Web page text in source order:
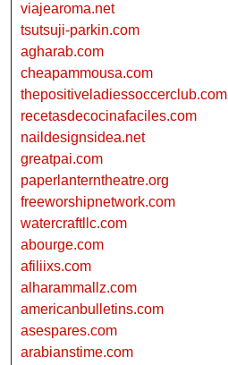
viajearoma.net
tsutsuji-parkin.com
agharab.com
cheapammousa.com
thepositiveladiessoccerclub.com
recetasdecocinafaciles.com
naildesignsidea.net
greatpai.com
paperlanterntheatre.org
freeworshipnetwork.com
watercraftllc.com
abourge.com
afiliixs.com
alharammallz.com
americanbulletins.com
asespares.com
arabianstime.com